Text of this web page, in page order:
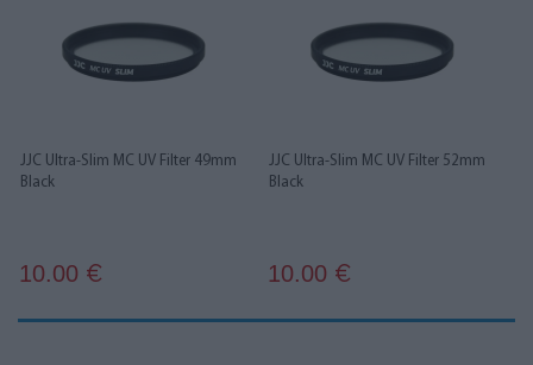
JJC Ultra-Slim MC UV Filter 49mm
Black
10.00 €
JJC Ultra-Slim MC UV Filter 52mm
Black
10.00 €